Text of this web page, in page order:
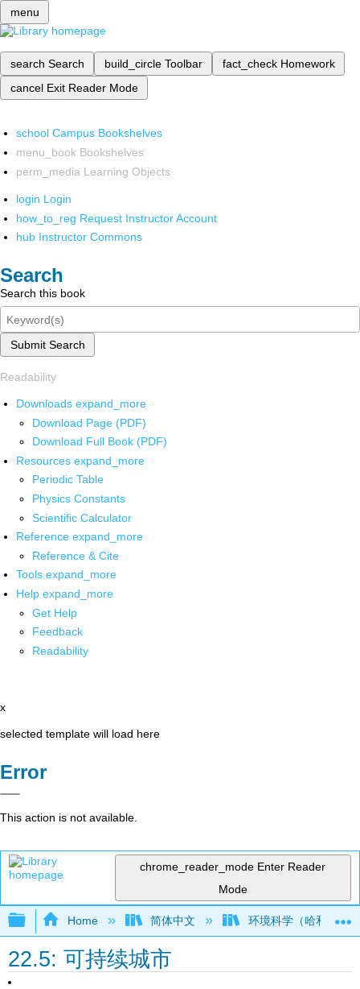
menu
search Search build_circle Toolbar fact_check Homework
cancel Exit Reader Mode
school Campus Bookshelves
menu_book Bookshelves
perm_media Learning Objects
login Login
how_to_reg Request Instructor Account
hub Instructor Commons
Search
Search this book
Submit Search
Readability
Downloads expand_more
Download Page (PDF)
Download Full Book (PDF)
Resources expand_more
Periodic Table
Physics Constants
Scientific Calculator
Reference expand_more
Reference & Cite
Tools expand_more
Help expand_more
Get Help
Feedback
Readability
x
selected template will load here
Error
This action is not available.
chrome_reader_mode Enter Reader
Mode
Expand/collapse global hierarchy
Home 简体中文 环境科学（哈和施莱
22.5: 可持续城市